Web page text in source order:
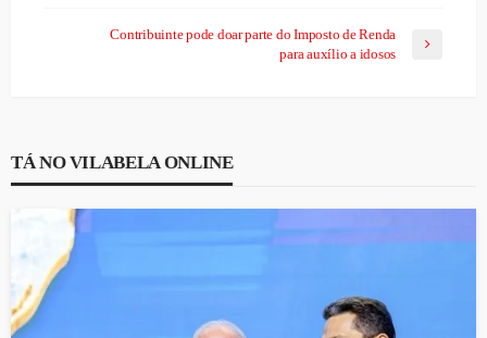
Contribuinte pode doar parte do Imposto de Renda
para auxílio a idosos
TÁ NO VILABELA ONLINE